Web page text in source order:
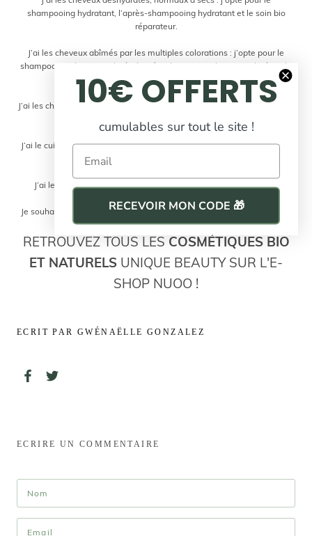
shampooing hydratant, l’après-shampooing hydratantet le soin bio
réparateur.
J’ai les cheveux abîmés par les multiples colorations : j’opte pour le
shampooing cheveux colorés
l'après-shampoing cheveux colorés
et le
soin bio réparateur pour cheveux colorés.
J’ai les cheveux qui manquent de volume et de souplesse : j’opte pour le
J’ai le cuir chevelu sujet aux pellicules : j’opte pour leshampooing anti-
J’ai les cheveux gras : j’opte pour leshampooing bio détoxifiant.
Je souhaite texturiser mes longueurs : j’opte pour lalotion bio coiffante
au sel marin.
RETROUVEZ TOUS LES COSMÉTIQUES BIO
ET NATURELS UNIQUE BEAUTY SUR L'E-
SHOP NUOO !
ECRIT PAR GWÉNAËLLE GONZALEZ
ECRIRE UN COMMENTAIRE
10€ OFFERTS
cumulables sur tout le site !
Email
RECEVOIR MON CODE 🎁